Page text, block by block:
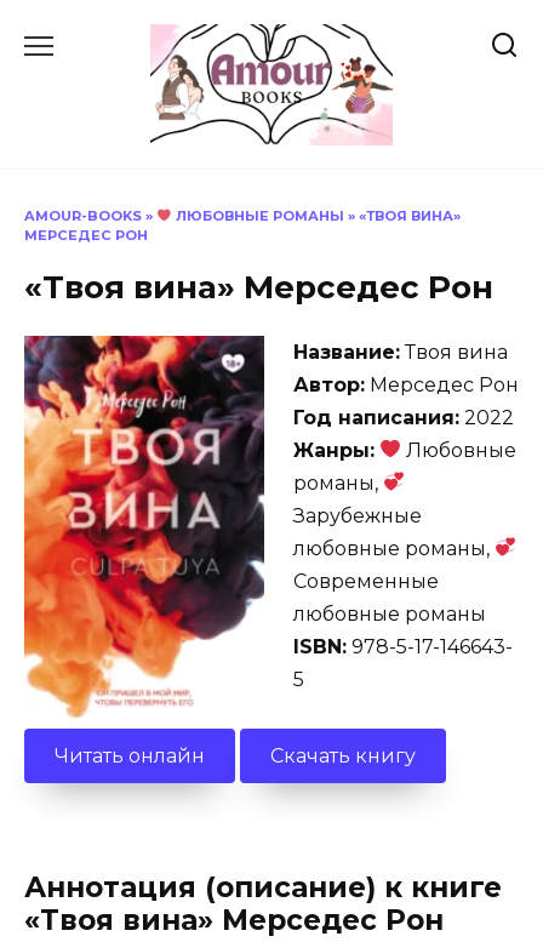
AMOUR-BOOKS » ЛЮБОВНЫЕ РОМАНЫ » «ТВОЯ ВИНА»
МЕРСЕДЕС РОН
«Твоя вина» Мерседес Рон
Название:Твоя вина
Автор: Мерседес Рон
Год написания: 2022
Жанры:
Любовные
романы,
Зарубежные
любовные романы,
Современные
любовные романы
ISBN: 978-5-17-146643-
5
Читать онлайн Скачать книгу
Аннотация (описание) к книге
«Твоя вина» Мерседес Рон